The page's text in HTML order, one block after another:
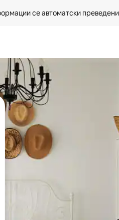
се автоматски
со стрелки нагоре и надолу